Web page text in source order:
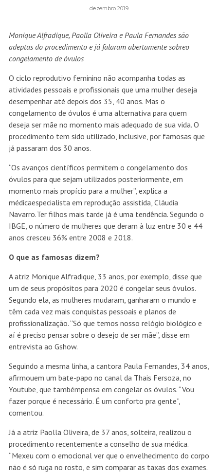
dezembro 2019
Monique Alfradique, Paolla Oliveira e Paula Fernandes são
adeptas do procedimento e já falaram abertamente sobreo
congelamento de óvulos
O ciclo reprodutivo feminino não acompanha todas as
atividades pessoais e profissionais que uma mulher deseja
desempenhar até depois dos 35, 40 anos. Mas o
congelamento de óvulos é uma alternativa para quem
deseja ser mãe no momento mais adequado de sua vida. O
procedimento tem sido utilizado, inclusive, por famosas que
já passaram dos 30 anos.
“Os avanços científicos permitem o congelamento dos
óvulos para que sejam utilizados posteriormente, em
momento mais propício para a mulher”, explica a
médicaespecialista em reprodução assistida, Cláudia
Navarro.Ter filhos mais tarde já é uma tendência. Segundo o
IBGE, o número de mulheres que deram à luz entre 30 e 44
anos cresceu 36% entre 2008 e 2018.
O que as famosas dizem?
A atriz Monique Alfradique, 33 anos, por exemplo, disse que
um de seus propósitos para 2020 é congelar seus óvulos.
Segundo ela, as mulheres mudaram, ganharam o mundo e
têm cada vez mais conquistas pessoais e planos de
profissionalização. “Só que temos nosso relógio biológico e
aí é preciso pensar sobre o desejo de ser mãe”, disse em
entrevista ao Gshow.
Seguindo a mesma linha, a cantora Paula Fernandes, 34 anos,
afirmouem um bate-papo no canal da Thais Fersoza, no
Youtube, que tambémpensa em congelar os óvulos. “Vou
fazer porque é necessário. É um conforto pra gente”,
comentou.
Já a atriz Paolla Oliveira, de 37 anos, solteira, realizou o
procedimento recentemente a conselho de sua médica.
“Mexeu com o emocional ver que o envelhecimento do corpo
não é só ruga no rosto, e sim comparar as taxas dos exames.